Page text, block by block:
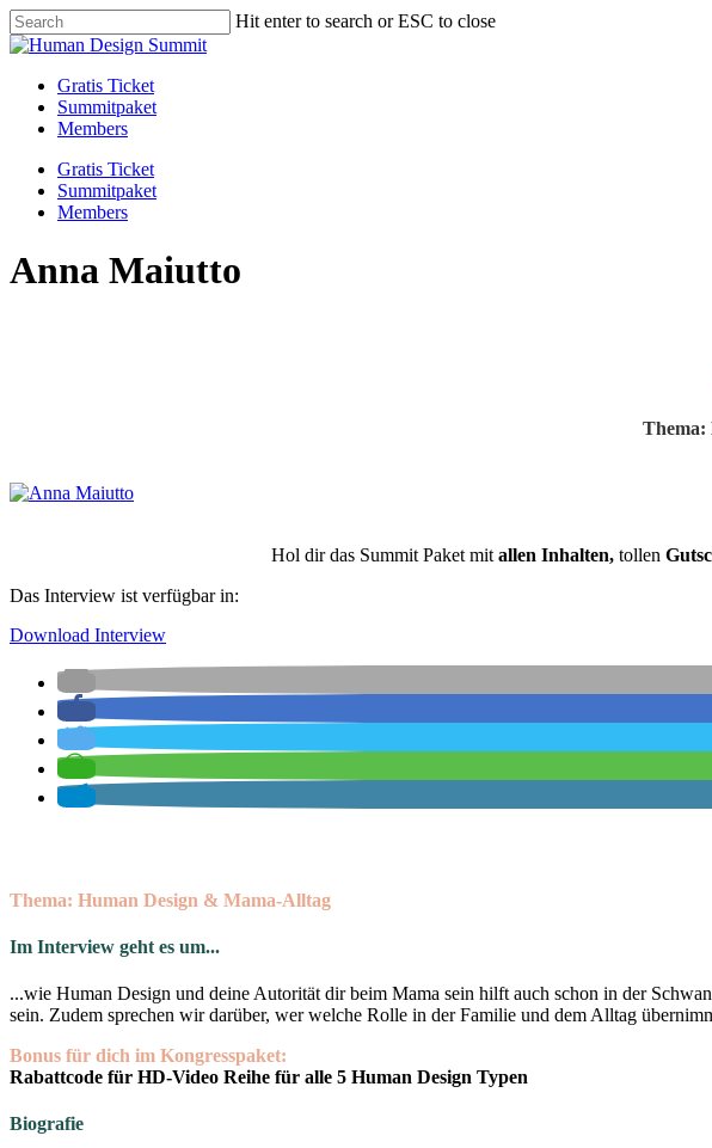
Skip
to
content
Hit enter to search or ESC to close
Close
Menu
Gratis Ticket
Summitpaket
Members
Gratis Ticket
Summitpaket
Members
Anna Maiutto
Thema:
Hol dir das Summit Paket mit allen Inhalten, tollen
Das Interview ist verfügbar in:
Download Interview
Thema: Human Design & Mama-Alltag
Im Interview geht es um...
...wie Human Design und deine Autorität dir beim Mama sein hilft auch schon in der
sein. Zudem sprechen wir darüber, wer welche Rolle in der Familie und dem Alltag
Bonus für dich im Kongresspaket:
Rabattcode für HD-Video Reihe für alle 5 Human Design Typen
Biografie